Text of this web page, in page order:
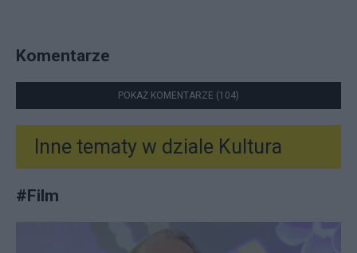
Komentarze
POKAŻ KOMENTARZE (104)
Inne tematy w dziale Kultura
#Film